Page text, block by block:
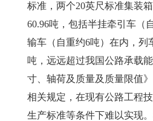
标准，两个20英尺标准集装
60.96吨，包括半挂牵引车（
输车（自重约6吨）在内，列
吨，远远超过我国公路承载
寸、轴荷及质量及质量限值
相关规定，在现有公路工程
生产标准等条件下难以实现